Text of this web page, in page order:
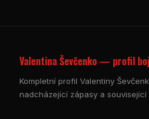
Valentina Ševčenko — profil
Kompletní profil Valentiny
nadcházející zápasy a související